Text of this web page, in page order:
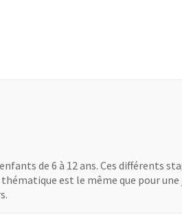
de 6 à 12 ans. Ces différents
est le même que pour une